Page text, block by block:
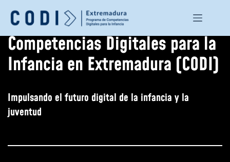
contenido
Competencias Digitales para la
Infancia en Extremadura (CODI)
Impulsando el futuro digital de la infancia y la
juventud